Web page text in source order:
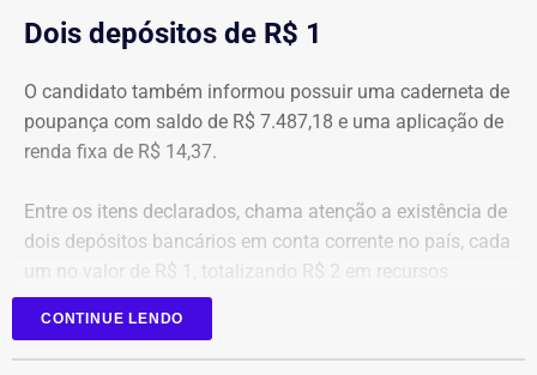
Dois depósitos de R$ 1
O candidato também informou possuir uma caderneta de
poupança com saldo de R$ 7.487,18 e uma aplicação de
renda fixa de R$ 14,37.
Entre os itens declarados, chama atenção a existência de
dois depósitos bancários em conta corrente no país, cada
um no valor de R$ 1, totalizando R$ 2 em recursos
mantidos em contas correntes.
A tenente-coronel da Polícia Militar Erigreyce Monteiro
CONTINUE LENDO